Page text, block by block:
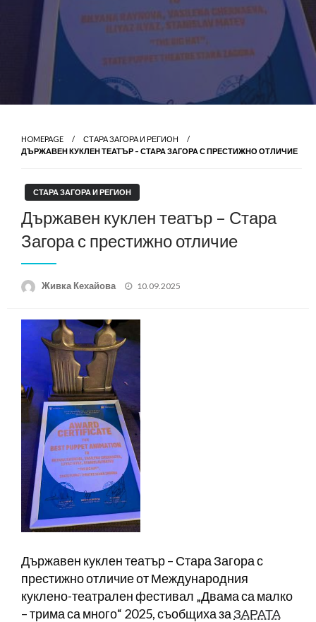
HOMEPAGE
СТАРА ЗАГОРА И РЕГИОН
ДЪРЖАВЕН КУКЛЕН ТЕАТЪР – СТАРА ЗАГОРА С ПРЕСТИЖНО ОТЛИЧИЕ
СТАРА ЗАГОРА И РЕГИОН
Държавен куклен театър – Стара
Загора с престижно отличие
Живка Кехайова
Posted
10.09.2025
Държавен куклен театър – Стара Загора с
престижно отличие от Международния
куклено-театрален фестивал „Двама са малко
– трима са много“ 2025, съобщиха заЗАРАТА